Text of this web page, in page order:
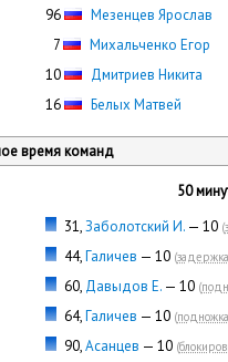
96
Мезенцев Ярослав
7
Михальченко Егор
10
Дмитриев Никита
16
Белых Матвей
время команд
50
31,Заболотский И. — 10 (
44,Галичев — 10 (
60, Давыдов Е. — 10 (
64,Галичев — 10 (подножка
90,Асанцев — 10 (